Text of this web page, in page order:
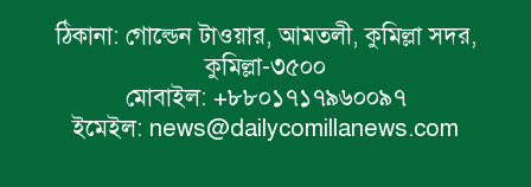
ঠিকানা: গোল্ডেন টাওয়ার, আমতলী, কুমিল্লা সদর,
কুমিল্লা-৩৫০০
মোবাইল: +৮৮০১৭১৭৯৬০০৯৭
ইমেইল: news@dailycomillanews.com